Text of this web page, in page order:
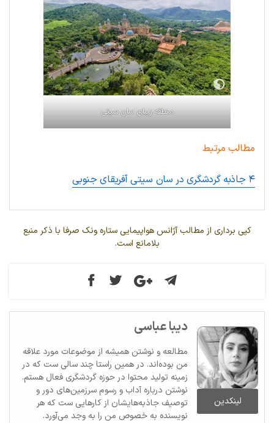
منطقه زیبای سان سیتی
مطالب مرتبط
۴ جاذبه گردشگری در سان سیتی آفریقای جنوبی
کپی برداری از مطالب آژانس هواپیمایی ستاره ونک صرفا با ذکر منبع
بلامانع است.
لینکدین
دیبا عباسی
مطالعه و نوشتن همیشه از موضوعات مورد علاقه
من بوده‌اند. در همین راستا چند سالی ست که در
زمینه تولید محتوا در حوزه گردشگری فعال هستم.
نوشتن درباره آداب و رسوم سرزمین‌های دور و
توصیف جاذبه‌هایشان از کارهایی ست که هر
نویسنده به خصوص من را به وجد می‌آورد.